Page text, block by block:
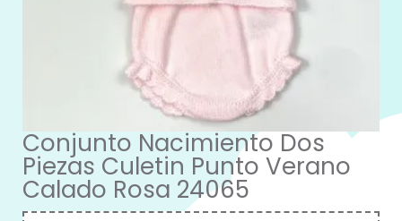
Conjunto Nacimiento Dos
Piezas Culetin Punto Verano
Calado Rosa 24065